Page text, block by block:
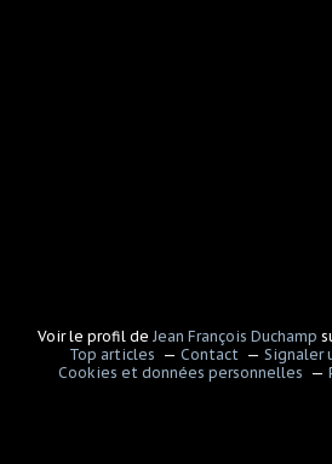
Voir le profil de Jean François Duchamp
Top articles
Contact Signaler
Cookies et données personnelles